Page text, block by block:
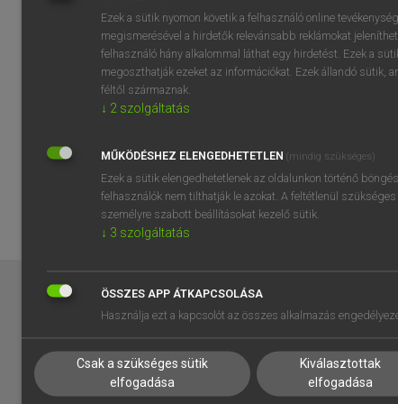
BELÉPÉS
EGYÉNI FELHASZNÁLÓKNAK
TANULÓKNAK
VÁLLALATI MEGOLDÁSOK
SÚGÓ
RÓLUNK
SÜTI BEÁLLÍTÁSOK
Ezek a sütik nyomon követik a felhasználó online
megismerésével a hirdetők relevánsabb reklámokat
felhasználó hány alkalommal láthat egy hirdetést. Ezek a
megoszthatják ezeket az információkat. Ezek állandó sütik,
féltől származnak.
↓ 2 szolgáltatás
MŰKÖDÉSHEZ ELENGEDHETETLEN (mindig szükséges)
Ezek a sütik elengedhetetlenek az oldalunkon történő
felhasználók nem tilthatják le azokat. A feltétlenül
személyre szabott beállításokat kezelő sütik.
↓ 3 szolgáltatás
ÖSSZES APP ÁTKAPCSOLÁSA
Használja ezt a kapcsolót az összes alkalmazás
Csak a szükséges sütik
elfogadása
Kiválasztottak
elfogadása